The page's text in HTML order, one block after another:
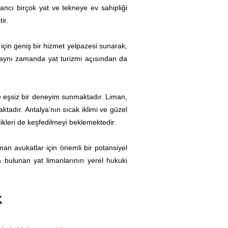
birçok yat ve tekneye ev sahipliği
geniş bir hizmet yelpazesi sunarak,
zamanda yat turizmi açısından da
bir deneyim sunmaktadır. Liman,
Antalya’nın sıcak iklimi ve güzel
de keşfedilmeyi beklemektedir.
avukatlar için önemli bir potansiyel
yat limanlarının yerel hukuki